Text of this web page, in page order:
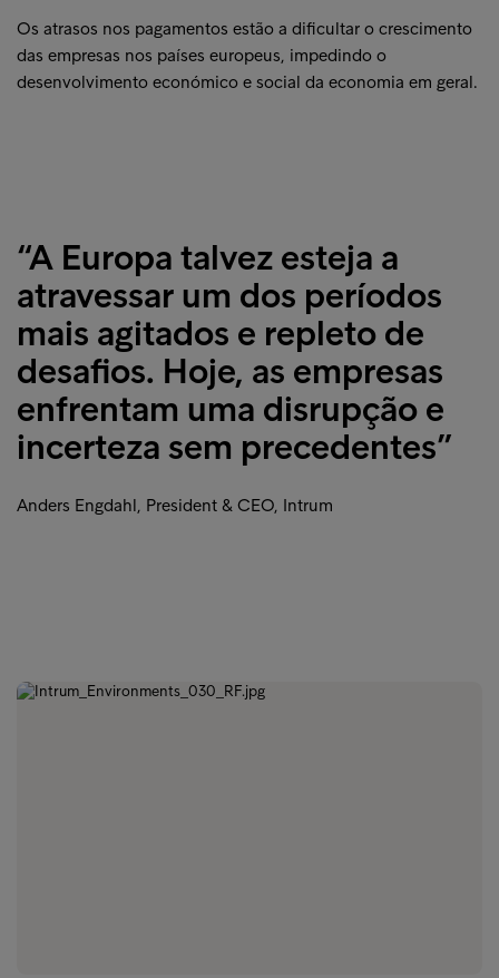
Os atrasos nos pagamentos estão a dificultar o crescimento
das empresas nos países europeus, impedindo o
desenvolvimento económico e social da economia em geral.
“A Europa talvez esteja a
atravessar um dos períodos
mais agitados e repleto de
desafios. Hoje, as empresas
enfrentam uma disrupção e
incerteza sem precedentes”
Anders Engdahl, President & CEO, Intrum